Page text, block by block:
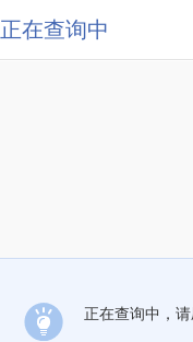
正在查询中
正在查询中，